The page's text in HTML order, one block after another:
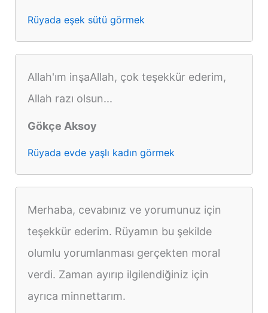
Rüyada eşek sütü görmek
Allah'ım inşaAllah, çok teşekkür ederim,
Allah razı olsun...
Gökçe Aksoy
Rüyada evde yaşlı kadın görmek
Merhaba, cevabınız ve yorumunuz için
teşekkür ederim. Rüyamın bu şekilde
olumlu yorumlanması gerçekten moral
verdi. Zaman ayırıp ilgilendiğiniz için
ayrıca minnettarım.